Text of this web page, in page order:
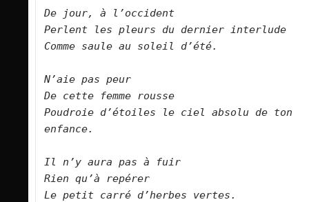
De jour, à l’occident
Perlent les pleurs du dernier interlude
Comme saule au soleil d’été.
N’aie pas peur
De cette femme rousse
Poudroie d’étoiles le ciel absolu de ton
enfance.
Il n’y aura pas à fuir
Rien qu’à repérer
Le petit carré d’herbes vertes.